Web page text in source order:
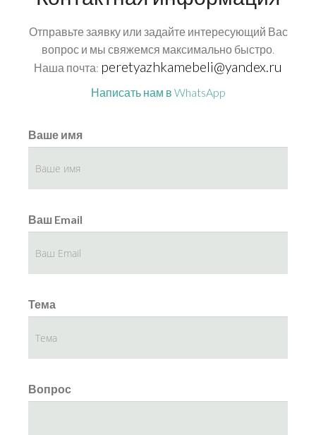
Отправьте заявку или задайте интересующий Вас
вопрос и мы свяжемся максимально быстро.
Наша почта: peretyazhkamebeli@yandex.ru
Написать нам в WhatsApp
Ваше имя
Ваш Email
Тема
Вопрос